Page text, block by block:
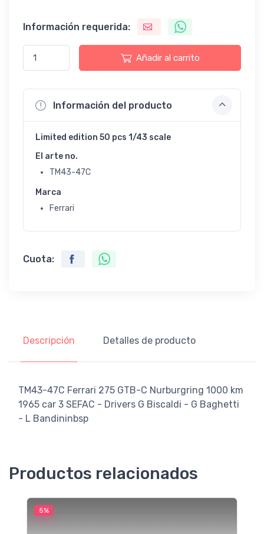
Información requerida:
Añadir al carrito
Información del producto
Limited edition 50 pcs 1/43 scale
El arte no.
TM43-47C
Marca
Ferrari
Cuota:
Descripción Detalles de producto
TM43-47C Ferrari 275 GTB-C Nurburgring 1000 km
1965 car 3 SEFAC - Drivers G Biscaldi - G Baghetti
- L Bandininbsp
Productos relacionados
5%